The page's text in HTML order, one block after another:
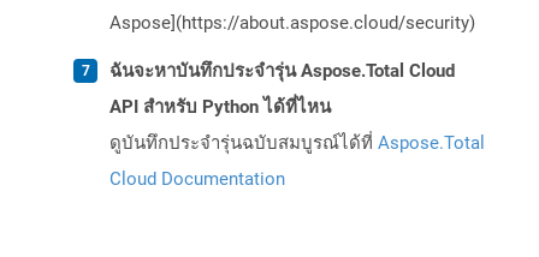
Aspose](https://about.aspose.cloud/security)
ฉันจะหาบันทึกประจำรุ่น Aspose.Total Cloud
API สำหรับ Python ได้ที่ไหน
ดูบันทึกประจำรุ่นฉบับสมบูรณ์ได้ที่ Aspose.Total
Cloud Documentation